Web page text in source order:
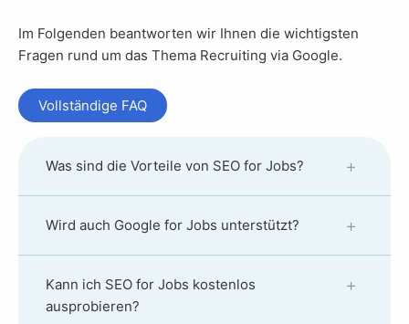
Im Folgenden beantworten wir Ihnen die wichtigsten
Fragen rund um das Thema Recruiting via Google.
Vollständige FAQ
Was sind die Vorteile von SEO for Jobs?
Wird auch Google for Jobs unterstützt?
Kann ich SEO for Jobs kostenlos
ausprobieren?